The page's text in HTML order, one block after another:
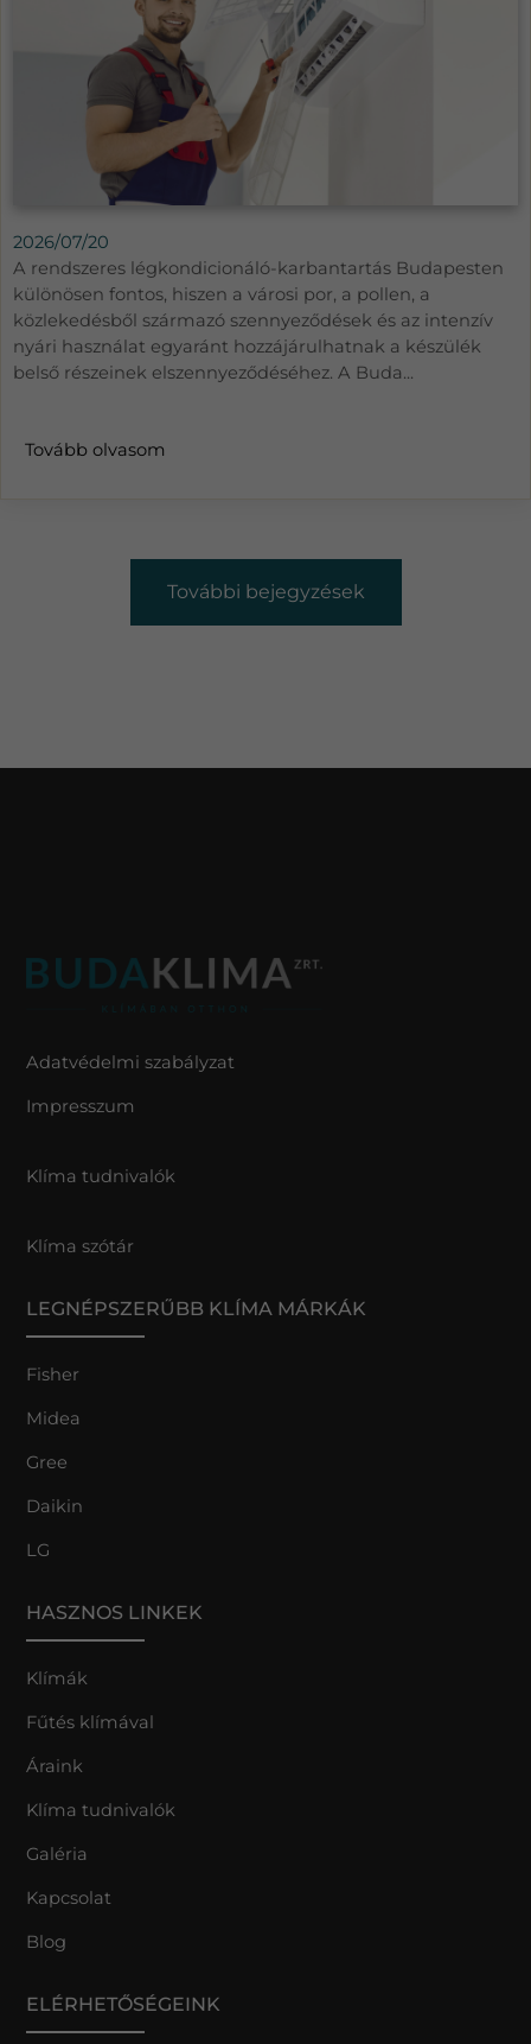
2026/07/20
A rendszeres légkondicionáló-karbantartás Budapesten
különösen fontos, hiszen a városi por, a pollen, a
közlekedésből származó szennyeződések és az intenzív
nyári használat egyaránt hozzájárulhatnak a készülék
belső részeinek elszennyeződéséhez. A Buda...
Tovább olvasom
További bejegyzések
Adatvédelmi szabályzat
Impresszum
Klíma tudnivalók
Klíma szótár
LEGNÉPSZERŰBB KLÍMA MÁRKÁK
Fisher
Midea
Gree
Daikin
LG
HASZNOS LINKEK
Klímák
Fűtés klímával
Áraink
Klíma tudnivalók
Galéria
Kapcsolat
Blog
ELÉRHETŐSÉGEINK